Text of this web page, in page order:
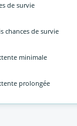
de survie
chances de survie
minimale
prolongée